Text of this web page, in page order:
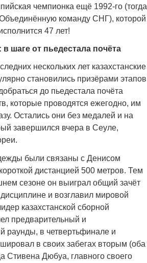
чемпионка ещё 1992-го (тогда
команду СНГ), которой
47 лет!
в шаге от пьедестала почёта
нескольких лет казахстанские
становились призёрами этапов
до пьедестала почёта
которые проводятся ежегодно, им
Остались они без медалей и на
завершился вчера в Сеуле,
были связаны с Денисом
дистанцией 500 метров. Тем
сезоне он выиграл общий зачёт
и возглавил мировой
казахстанской сборной
предварительный и
раунды, в четвертьфинале и
в своих забегах вторым (оба
Стивена Дюбуа, главного своего